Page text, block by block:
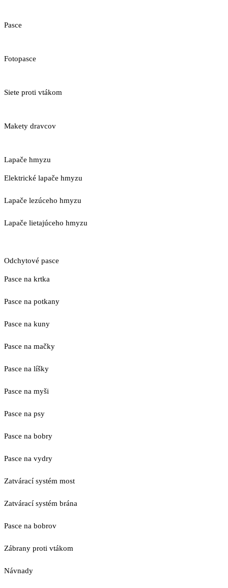
Pasce
Fotopasce
Siete proti vtákom
Makety dravcov
Lapače hmyzu
Elektrické lapače hmyzu
Lapače lezúceho hmyzu
Lapače lietajúceho hmyzu
Odchytové pasce
Pasce na krtka
Pasce na potkany
Pasce na kuny
Pasce na mačky
Pasce na líšky
Pasce na myši
Pasce na psy
Pasce na bobry
Pasce na vydry
Zatvárací systém most
Zatvárací systém brána
Pasce na bobrov
Zábrany proti vtákom
Návnady